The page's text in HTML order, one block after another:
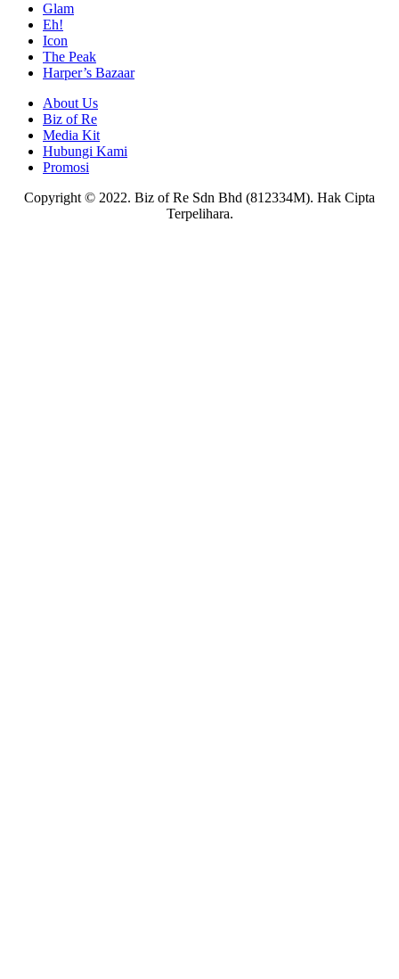
Glam
Eh!
Icon
The Peak
Harper’s Bazaar
About Us
Biz of Re
Media Kit
Hubungi Kami
Promosi
Copyright © 2022. Biz of Re Sdn Bhd (812334M). Hak Cipta
Terpelihara.